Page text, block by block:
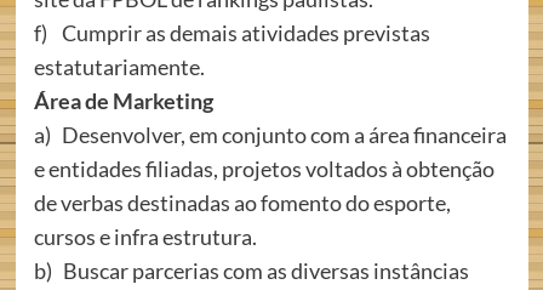
f) Cumprir as demais atividades previstas
estatutariamente.
Área de Marketing
a) Desenvolver, em conjunto com a área financeira
e entidades filiadas, projetos voltados à obtenção
de verbas destinadas ao fomento do esporte,
cursos e infra estrutura.
b) Buscar parcerias com as diversas instâncias